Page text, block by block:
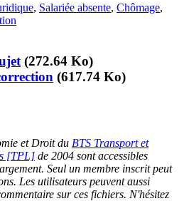
, Salariée absente, Chômage,
(272.64 Ko)
(617.74 Ko)
et Droit du BTS Transport et
[TPL] de 2004 sont accessibles
Seul un membre inscrit peut
Les utilisateurs peuvent aussi
sur ces fichiers. N'hésitez